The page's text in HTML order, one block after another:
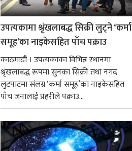
उपत्यकामा श्रृंखलाबद्ध सिक्री लुट्ने ‘कर्मा
समूह’का नाइकेसहित पाँच पक्राउ
काठमाडौं । उपत्यकाका विभिन्न स्थानमा
श्रृंखलाबद्ध रूपमा सुनका सिक्री तथा नगद
लुटपाटमा संलग्न ‘कर्मा समूह’का नाइकेसहित
पाँच जनालाई प्रहरीले पक्राउ...